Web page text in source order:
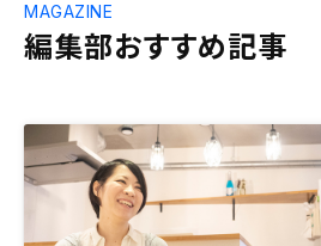
編集部おすすめ記事
MAGAZINE